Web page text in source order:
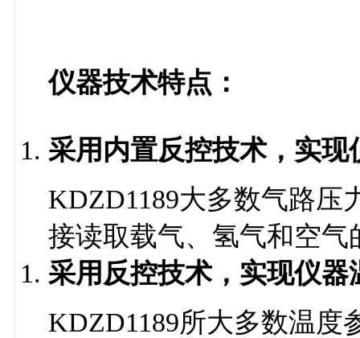
仪器技术特点：
采用内置反控技术，实
KDZD1189大多数气路压
接读取载气、氢气和空
采用反控技术，实现仪
KDZD1189所大多数温度